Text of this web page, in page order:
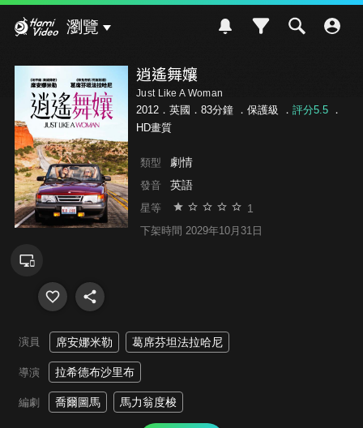
瀏覽
逍遙舞孃
Just Like A Woman
2012．英國．83分鐘 ． 保護級 ． 評分5.5．
HD畫質
類型 劇情
發音 英語
星等 1
下架時間 2029年10月31日
演員 席安娜米勒 葛席芬坦法拉哈尼
導演 拉希德布沙里布
編劇 喬爾圖馬 馬力翁度梭